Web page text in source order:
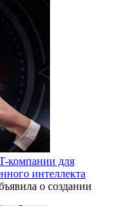
компании для
интеллекта
о создании